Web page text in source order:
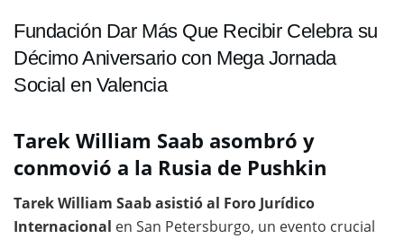
Fundación Dar Más Que Recibir Celebra su
Décimo Aniversario con Mega Jornada
Social en Valencia
Tarek William Saab asombró y
conmovió a la Rusia de Pushkin
Tarek William Saab asistió al Foro Jurídico
Internacional en San Petersburgo, un evento crucial